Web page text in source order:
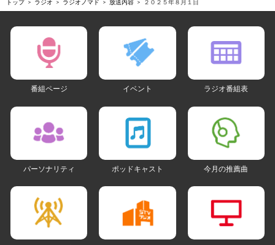
トップ ラジオ ラジオノマド 放送内容 ２０２５年８月１日
番組ページ イベント ラジオ番組表
パーソナリティ ポッドキャスト 今月の推薦曲